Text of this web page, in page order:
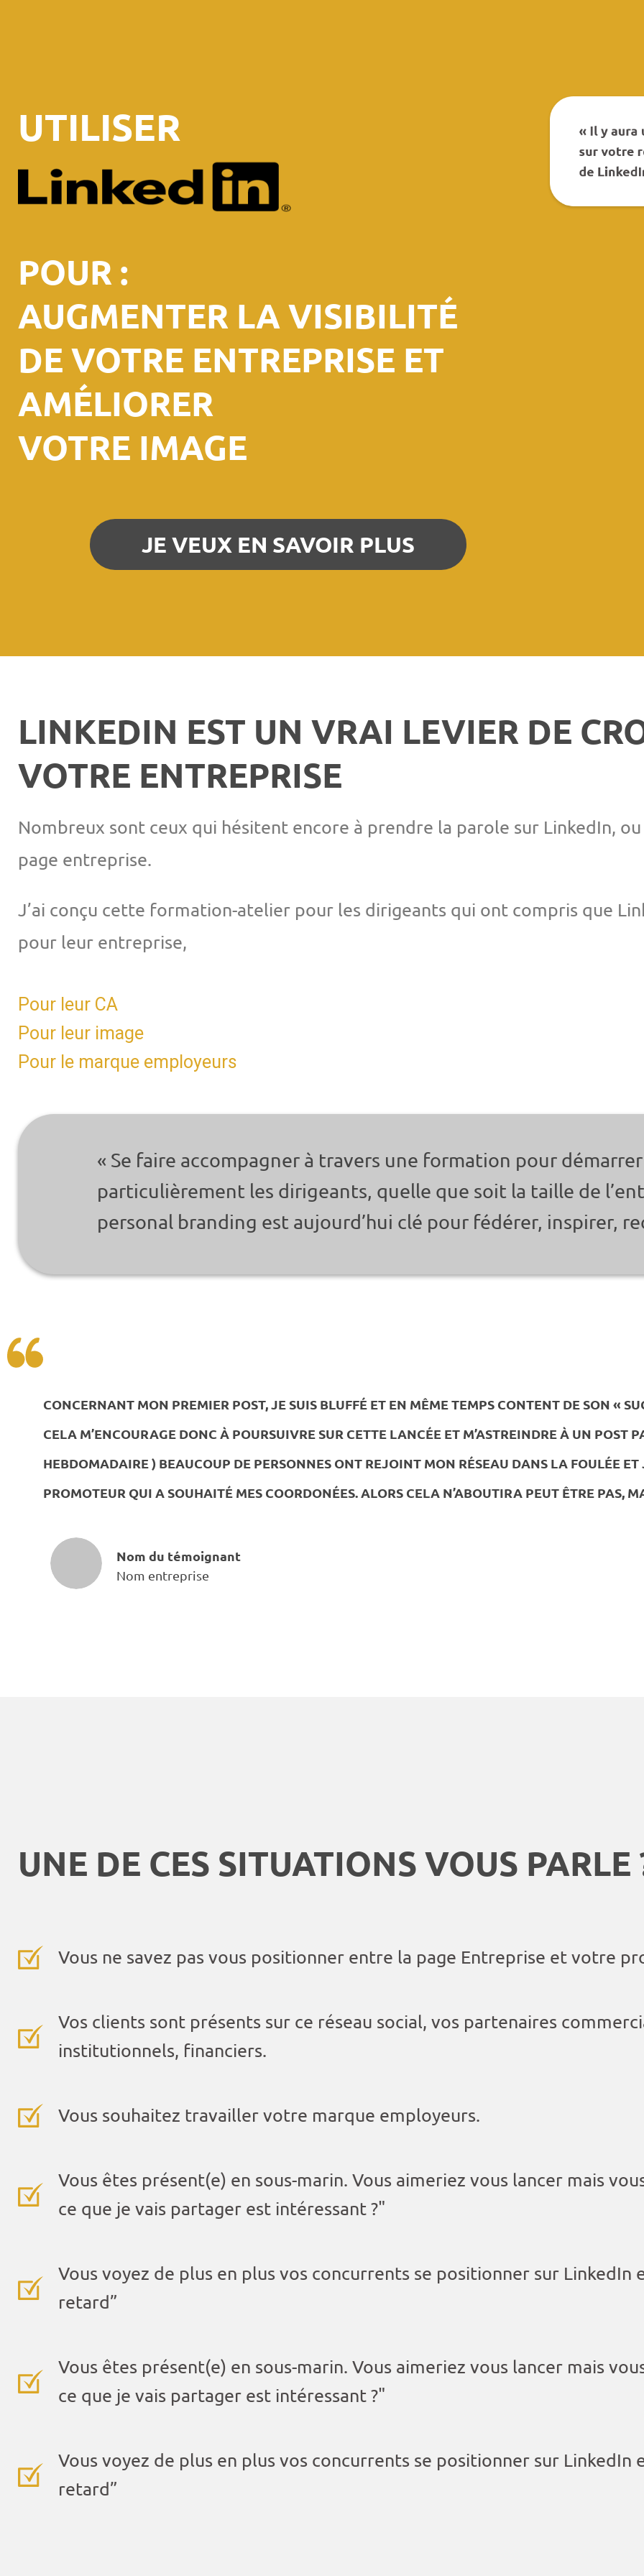
UTILISER
POUR :
AUGMENTER LA VISIBILITÉ
DE VOTRE ENTREPRISE ET
AMÉLIORER
VOTRE IMAGE
JE VEUX EN SAVOIR PLUS
LINKEDIN EST UN VRAI LEVIER DE
VOTRE ENTREPRISE
Nombreux sont ceux qui hésitent encore à prendre la parole sur LinkedIn,
page entreprise.
J’ai conçu cette formation-atelier pour les dirigeants qui ont compris que
pour leur entreprise,
Pour leur CA
Pour leur image
Pour le marque employeurs
« Se faire accompagner à travers une formation pour
particulièrement les dirigeants, quelle que soit la taille de
personal branding est aujourd’hui clé pour fédérer, inspirer,
CONCERNANT MON PREMIER POST, JE SUIS BLUFFÉ ET EN MÊME TEMPS CONTENT DE SON «
CELA M’ENCOURAGE DONC À POURSUIVRE SUR CETTE LANCÉE ET M’ASTREINDRE À UN POST
HEBDOMADAIRE ) BEAUCOUP DE PERSONNES ONT REJOINT MON RÉSEAU DANS LA FOULÉE ET
PROMOTEUR QUI A SOUHAITÉ MES COORDONÉES. ALORS CELA N’ABOUTIRA PEUT ÊTRE PAS,
Nom du témoignant
Nom entreprise
UNE DE CES SITUATIONS VOUS PARLE
Vous ne savez pas vous positionner entre la page Entreprise et votre
Vos clients sont présents sur ce réseau social, vos partenaires
institutionnels, financiers.
Vous souhaitez travailler votre marque employeurs.
Vous êtes présent(e) en sous-marin. Vous aimeriez vous lancer mais
ce que je vais partager est intéressant ?"
Vous voyez de plus en plus vos concurrents se positionner sur LinkedIn
retard”
Vous êtes présent(e) en sous-marin. Vous aimeriez vous lancer mais
ce que je vais partager est intéressant ?"
Vous voyez de plus en plus vos concurrents se positionner sur LinkedIn
retard”